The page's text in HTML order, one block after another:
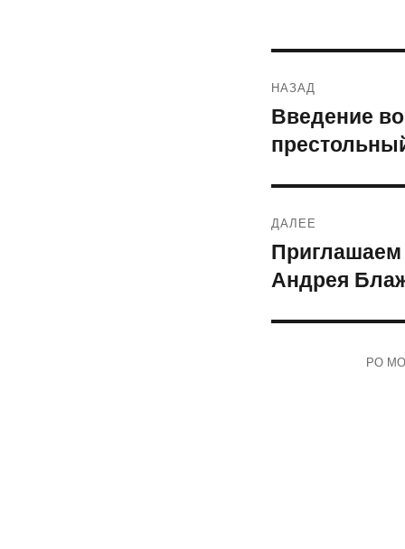
по
записям
НАЗАД
Предыдущая
запись:
Введение
ДАЛЕЕ
Следующая
запись:
Приглашаем
Андрея
РО